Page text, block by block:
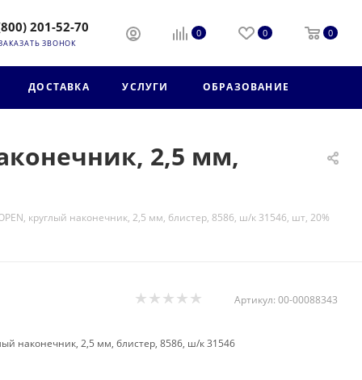
201-52-70
ЗВОНОК
0 0 0
ДОСТАВКА УСЛУГИ ОБРАЗОВАНИЕ
2,5 мм,
круглый наконечник, 2,5 мм, блистер, 8586, ш/к 31546, шт, 20%
Артикул: 00-00088343
наконечник, 2,5 мм, блистер, 8586, ш/к 31546